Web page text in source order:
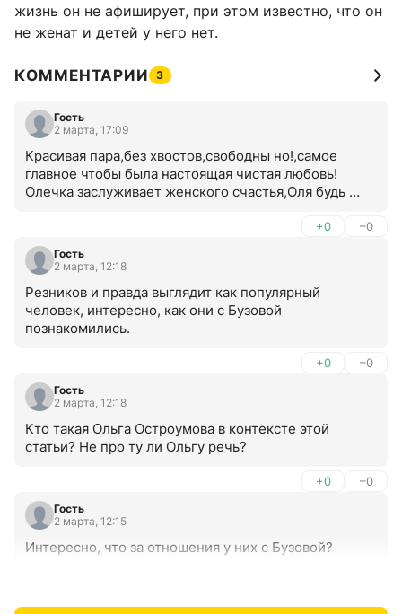
жизнь он не афиширует, при этом известно, что он
не женат и детей у него нет.
КОММЕНТАРИИ 3
Гость
2 марта, 17:09
Красивая пара,без хвостов,свободны но!,самое
главное чтобы была настоящая чистая любовь!
Олечка заслуживает женского счастья,Оля будь
+0 –0
Гость
2 марта, 12:18
Резников и правда выглядит как популярный
человек, интересно, как они с Бузовой
познакомились.
+0 –0
Гость
2 марта, 12:18
Кто такая Ольга Остроумова в контексте этой
статьи? Не про ту ли Ольгу речь?
+0 –0
Гость
2 марта, 12:15
Интересно, что за отношения у них с Бузовой?